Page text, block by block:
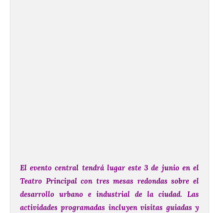
El evento central tendrá lugar este 3 de junio en el
Teatro Principal con tres mesas redondas sobre el
desarrollo urbano e industrial de la ciudad. Las
actividades programadas incluyen visitas guiadas y